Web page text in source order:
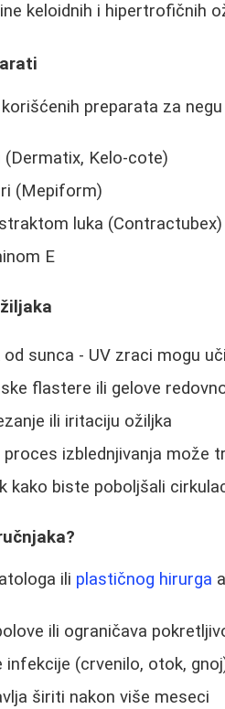
keloidnih i hipertrofičnih
preparata za
(Dermatix, Kelo-cote)
(Mepiform)
luka (Contractubex)
E
sunca - UV zraci mogu
flastere ili gelove
ili iritaciju ožiljka
izblednjivanja može
kako biste poboljšali
ili plastičnog hirurga
ili ograničava
infekcije (crvenilo, otok,
širiti nakon više meseci